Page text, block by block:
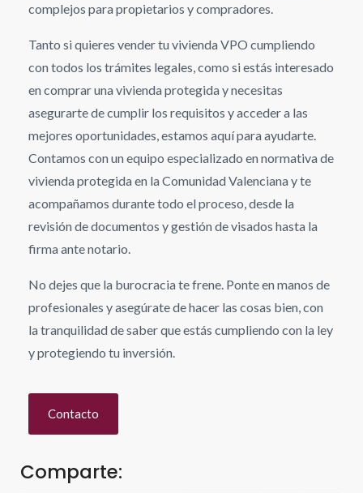
complejos para propietarios y compradores.
Tanto si quieres vender tu vivienda VPO cumpliendo
con todos los trámites legales, como si estás interesado
en comprar una vivienda protegida y necesitas
asegurarte de cumplir los requisitos y acceder a las
mejores oportunidades, estamos aquí para ayudarte.
Contamos con un equipo especializado en normativa de
vivienda protegida en la Comunidad Valenciana y te
acompañamos durante todo el proceso, desde la
revisión de documentos y gestión de visados hasta la
firma ante notario.
No dejes que la burocracia te frene. Ponte en manos de
profesionales y asegúrate de hacer las cosas bien, con
la tranquilidad de saber que estás cumpliendo con la ley
y protegiendo tu inversión.
Contacto
Comparte: